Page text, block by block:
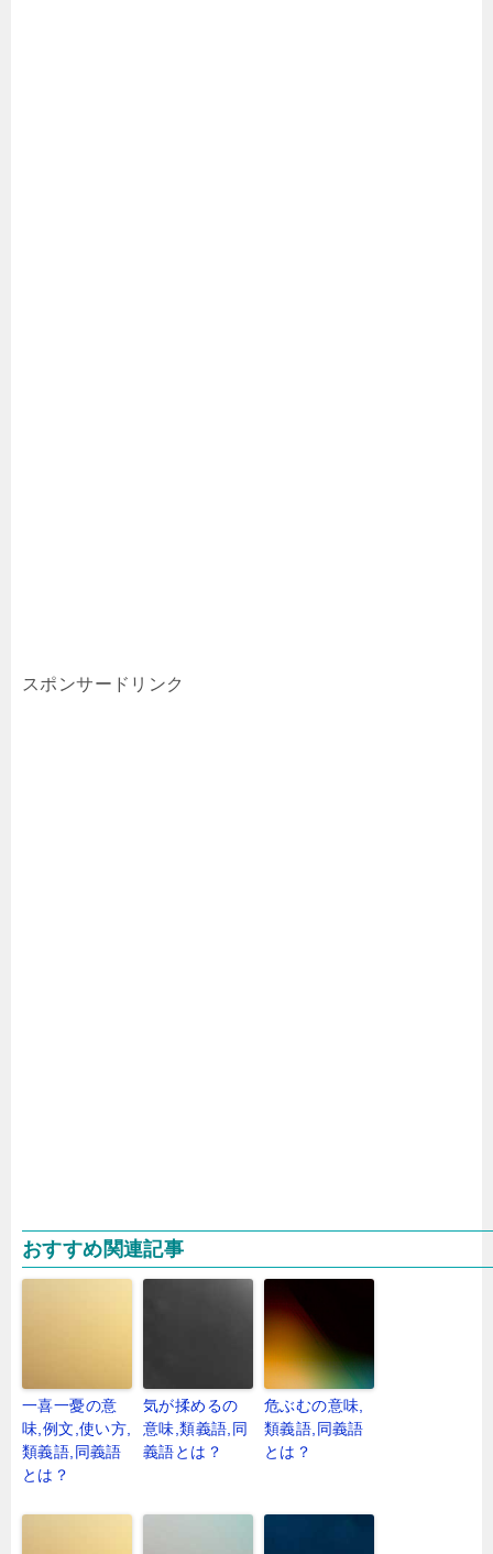
スポンサードリンク
おすすめ関連記事
一喜一憂の意
味,例文,使い方,
類義語,同義語
とは？
気が揉めるの
意味,類義語,同
義語とは？
危ぶむの意味,
類義語,同義語
とは？